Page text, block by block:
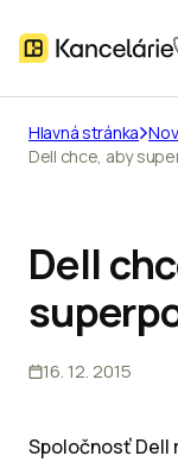
Hlavná stránka
Dell chce, aby
Dell
16. 12. 2015
Spoločnosť